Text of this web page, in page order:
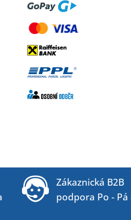
Zákaznická B2B
podpora Po - Pá